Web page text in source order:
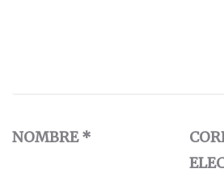
NOMBRE*